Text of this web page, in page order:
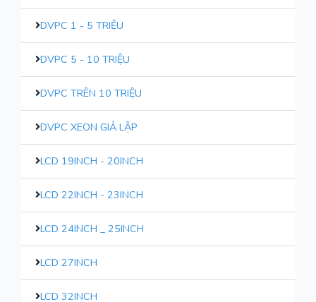
DVPC 1 - 5 TRIỆU
DVPC 5 - 10 TRIỆU
DVPC TRÊN 10 TRIỆU
DVPC XEON GIẢ LẬP
LCD 19INCH - 20INCH
LCD 22INCH - 23INCH
LCD 24INCH _ 25INCH
LCD 27INCH
LCD 32INCH